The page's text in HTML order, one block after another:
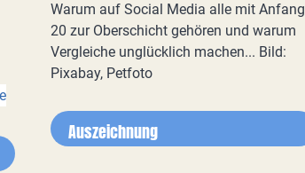
Warum auf Social Media alle mit Anfang
20 zur Oberschicht gehören und warum
Vergleiche unglücklich machen... Bild:
Pixabay, Petfoto
Auszeichnung